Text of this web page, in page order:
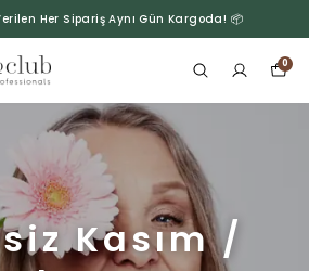
Her Sipariş Aynı Gün Kargoda! 📦
0
Kasım /